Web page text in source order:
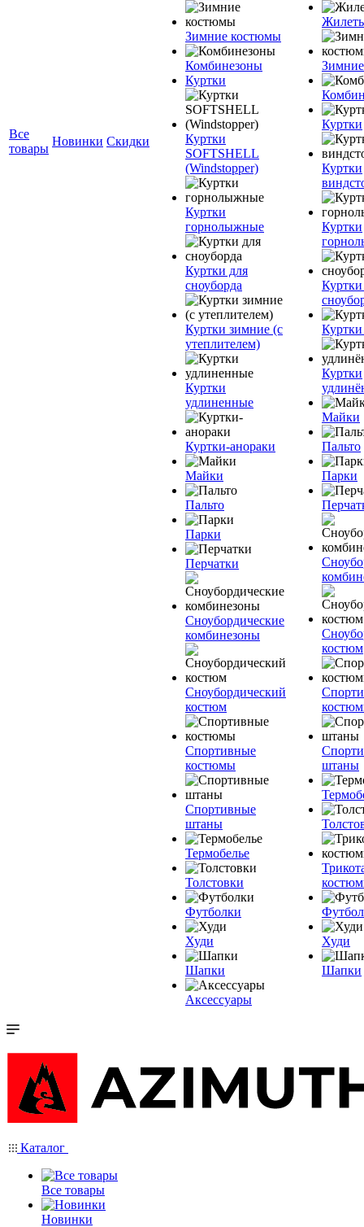
Все
товары
Новинки Скидки
Зимние костюмы
Комбинезоны
Куртки
Куртки
SOFTSHELL
(Windstopper)
Куртки
горнолыжные
Куртки для
сноуборда
Куртки зимние (с
утеплителем)
Куртки
удлиненные
Куртки-анораки
Майки
Пальто
Парки
Перчатки
Сноубордические
комбинезоны
Сноубордический
костюм
Спортивные
костюмы
Спортивные
штаны
Термобелье
Толстовки
Футболки
Худи
Шапки
Аксессуары
Куртки
Куртки
Куртки
Куртки
Куртки
Майки
Пальто
Парки
костюм
штаны
Худи
Шапки
Каталог
Все товары
Новинки